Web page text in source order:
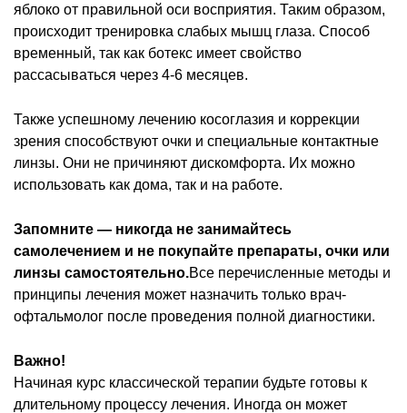
яблоко от правильной оси восприятия. Таким образом,
происходит тренировка слабых мышц глаза. Способ
временный, так как ботекс имеет свойство
рассасываться через 4-6 месяцев.
Также успешному лечению косоглазия и коррекции
зрения способствуют очки и специальные контактные
линзы. Они не причиняют дискомфорта. Их можно
использовать как дома, так и на работе.
Запомните — никогда не занимайтесь
самолечением и не покупайте препараты, очки или
линзы самостоятельно.Все перечисленные методы и
принципы лечения может назначить только врач-
офтальмолог после проведения полной диагностики.
Важно!
Начиная курс классической терапии будьте готовы к
длительному процессу лечения. Иногда он может